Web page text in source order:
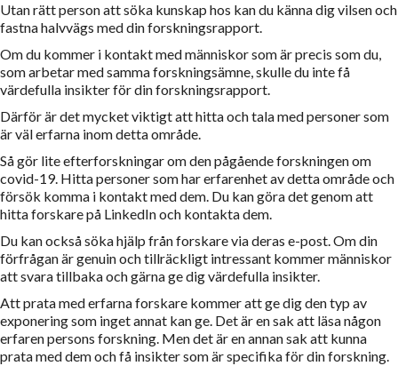
Utan rätt person att söka kunskap hos kan du känna dig vilsen och
fastna halvvägs med din forskningsrapport.
Om du kommer i kontakt med människor som är precis som du,
som arbetar med samma forskningsämne, skulle du inte få
värdefulla insikter för din forskningsrapport.
Därför är det mycket viktigt att hitta och tala med personer som
är väl erfarna inom detta område.
Så gör lite efterforskningar om den pågående forskningen om
covid-19. Hitta personer som har erfarenhet av detta område och
försök komma i kontakt med dem. Du kan göra det genom att
hitta forskare på LinkedIn och kontakta dem.
Du kan också söka hjälp från forskare via deras e-post. Om din
förfrågan är genuin och tillräckligt intressant kommer människor
att svara tillbaka och gärna ge dig värdefulla insikter.
Att prata med erfarna forskare kommer att ge dig den typ av
exponering som inget annat kan ge. Det är en sak att läsa någon
erfaren persons forskning. Men det är en annan sak att kunna
prata med dem och få insikter som är specifika för din forskning.